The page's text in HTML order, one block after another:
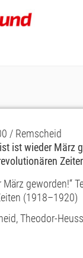
/ Remscheid
ist wieder März
geworden!“
(1918–1920)
Theodor-